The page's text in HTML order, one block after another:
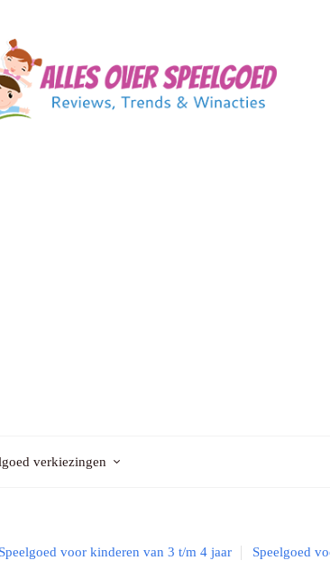
verkiezingen
Speelgoed voor kinderen van 3 t/m 4 jaar
Speelgoed